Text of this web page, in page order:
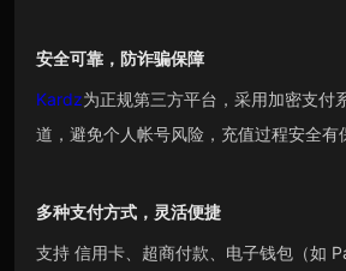
安全可靠，防诈骗保障
Kardz为正规第三方平台，采用加密支付
道，避免个人帐号风险，充值过程安全有
多种支付方式，灵活便捷
支持 信用卡、超商付款、电子钱包（如